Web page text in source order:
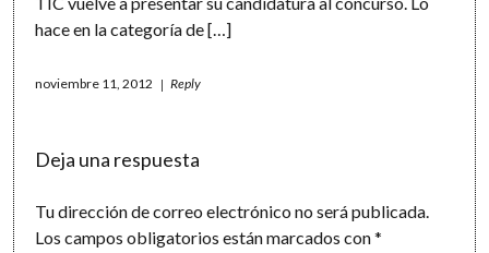
hace en la categoría de […]
noviembre 11, 2012 Reply
Deja una respuesta
Tu dirección de correo electrónico no será publicada.
Los campos obligatorios están marcados con*